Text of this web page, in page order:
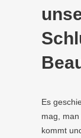
Es
mag,
kommt